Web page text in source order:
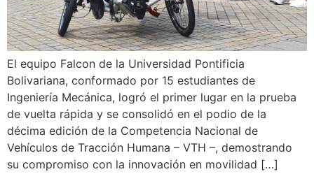
El equipo Falcon de la Universidad Pontificia
Bolivariana, conformado por 15 estudiantes de
Ingeniería Mecánica, logró el primer lugar en la prueba
de vuelta rápida y se consolidó en el podio de la
décima edición de la Competencia Nacional de
Vehículos de Tracción Humana – VTH –, demostrando
su compromiso con la innovación en movilidad […]